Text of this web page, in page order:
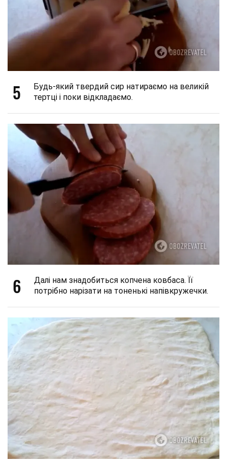
5
Будь-який твердий сир натираємо на великій
тертці і поки відкладаємо.
6
Далі нам знадобиться копчена ковбаса. Її
потрібно нарізати на тоненькі напівкружечки.